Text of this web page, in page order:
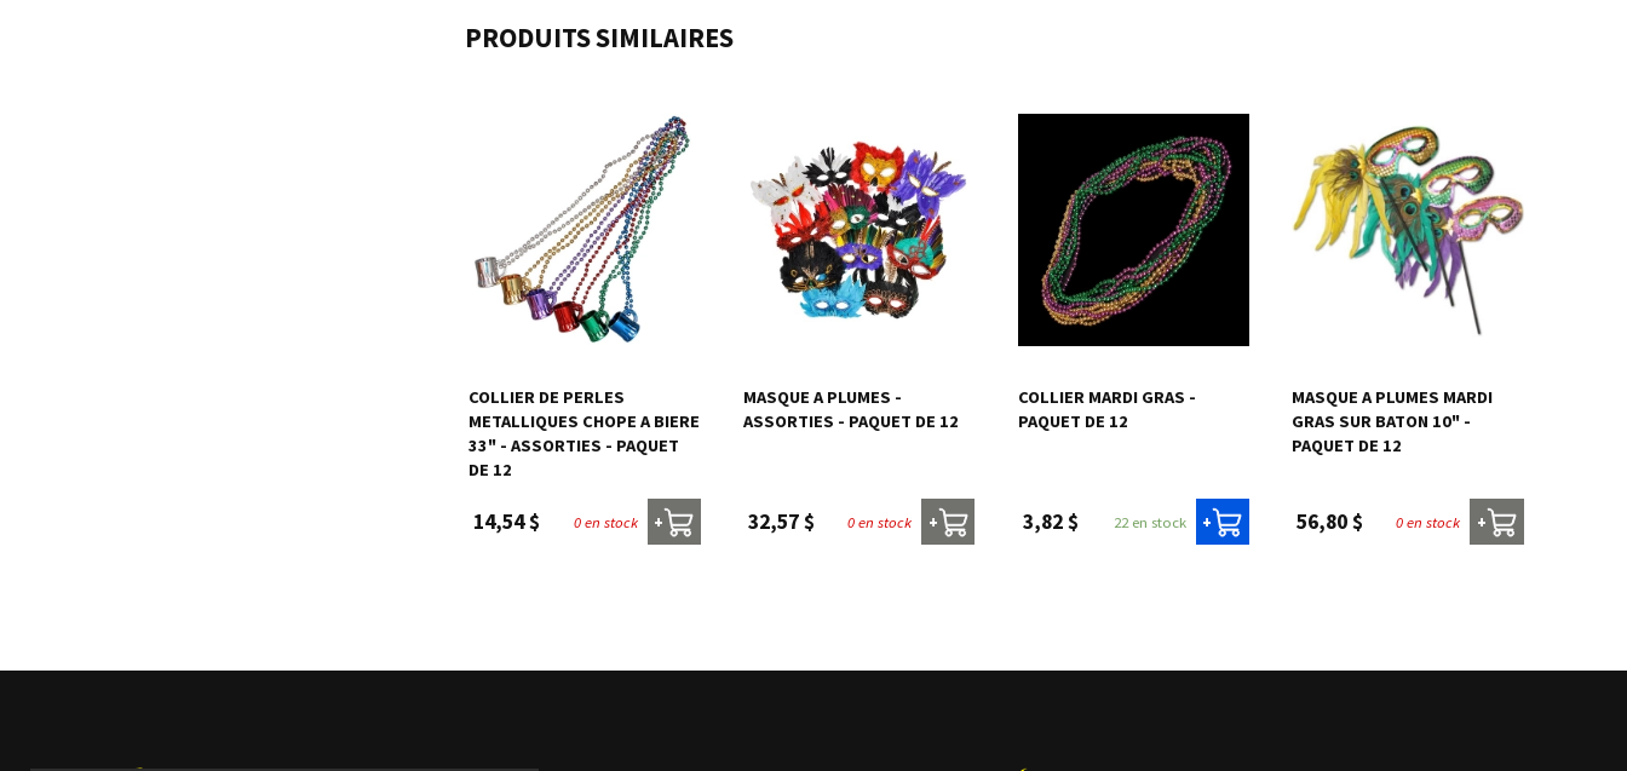
PRODUITS SIMILAIRES
COLLIER DE PERLES
METALLIQUES CHOPE A BIERE
33" - ASSORTIES - PAQUET
DE 12
14,54 $ 0 en stock +
MASQUE A PLUMES -
ASSORTIES - PAQUET DE 12
32,57 $ 0 en stock +
COLLIER MARDI GRAS -
PAQUET DE 12
3,82 $ 22 en stock +
MASQUE A PLUMES MARDI
GRAS SUR BATON 10" -
PAQUET DE 12
56,80 $ 0 en stock +